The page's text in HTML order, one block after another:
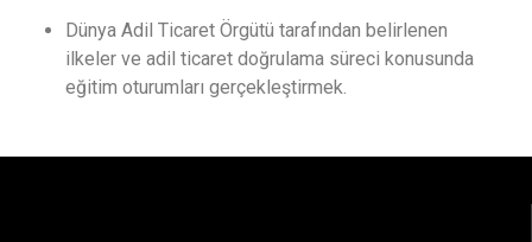
Dünya Adil Ticaret Örgütü tarafından belirlenen
ilkeler ve adil ticaret doğrulama süreci konusunda
eğitim oturumları gerçekleştirmek.